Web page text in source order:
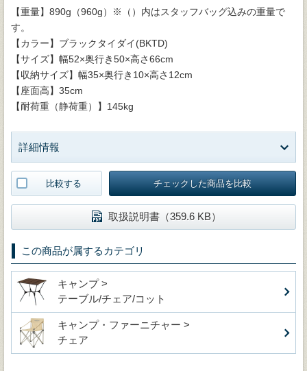
【重量】890g（960g）※（）内はスタッフバッグ込みの重量で
す。
【カラー】ブラックタイダイ(BKTD)
【サイズ】幅52×奥行き50×高さ66cm
【収納サイズ】幅35×奥行き10×高さ12cm
【座面高】35cm
【耐荷重（静荷重）】145kg
詳細情報
比較する チェックした商品を比較
取扱説明書（359.6 KB）
この商品が属するカテゴリ
キャンプ >
テーブル/チェア/コット
キャンプ・ファーニチャー >
チェア